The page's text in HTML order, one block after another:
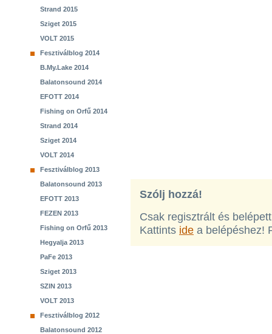
Strand 2015
Sziget 2015
VOLT 2015
Fesztiválblog 2014
B.My.Lake 2014
Balatonsound 2014
EFOTT 2014
Fishing on Orfű 2014
Strand 2014
Sziget 2014
VOLT 2014
Fesztiválblog 2013
Balatonsound 2013
EFOTT 2013
FEZEN 2013
Fishing on Orfű 2013
Hegyalja 2013
PaFe 2013
Sziget 2013
SZIN 2013
VOLT 2013
Fesztiválblog 2012
Balatonsound 2012
Szólj hozzá!
Csak regisztrált és
Kattints ide a belépéshez!